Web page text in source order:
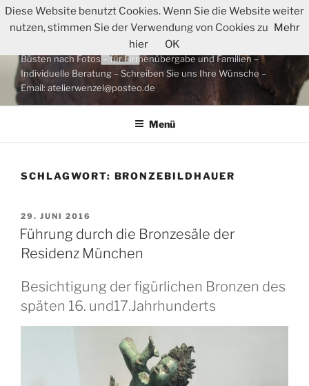
Zum
InhaltWIR FERTIGEN IHRE
PORTRAITBÜSTE AN
Büsten nach Fotos – für Firmenübergabe und Familien –
Individuelle Beratung – Schreiben Sie uns Ihre Wünsche –
Email: atelierwenzel@posteo.de
Menü
SCHLAGWORT: BRONZEBILDHAUER
VERÖFFENTLICHT
AM
29. JUNI 2016
Führung durch die Bronzesäle der
Residenz München
Besichtigung der figürlichen Bronzen des
späten 16. und17.Jahrhunderts
Diese Website benutzt Cookies. Wenn Sie die Website weiter
nutzen, stimmen Sie der Verwendung von Cookies zu Mehr
hier
OK